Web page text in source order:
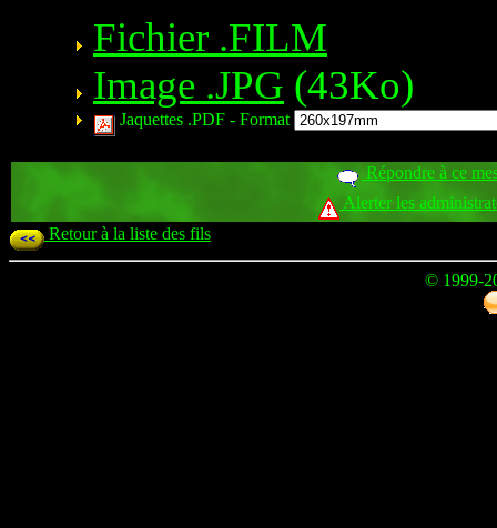
Fichier .FILM
Image .JPG (43Ko)
Jaquettes .PDF - Format
Répondre à ce
Alerter les
Retour à la liste des fils
© 1999-